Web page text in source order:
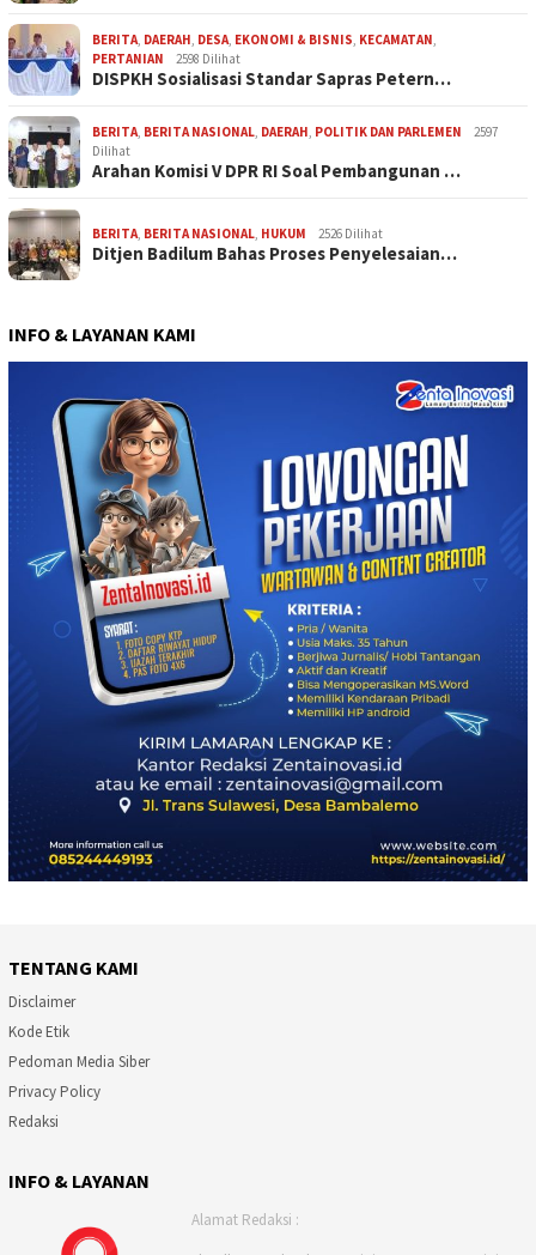
BERITA, DAERAH, DESA, EKONOMI & BISNIS, KECAMATAN,
PERTANIAN
2598 Dilihat
DISPKH Sosialisasi Standar Sapras Petern…
BERITA, BERITA NASIONAL, DAERAH, POLITIK DAN PARLEMEN
2597
Dilihat
Arahan Komisi V DPR RI Soal Pembangunan …
BERITA, BERITA NASIONAL, HUKUM 2526 Dilihat
Ditjen Badilum Bahas Proses Penyelesaian…
INFO & LAYANAN KAMI
TENTANG KAMI
Disclaimer
Kode Etik
Pedoman Media Siber
Privacy Policy
Redaksi
INFO & LAYANAN
Alamat Redaksi :